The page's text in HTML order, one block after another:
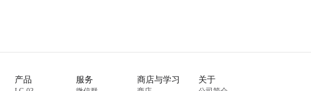
产品 服务 商店与学习 关于